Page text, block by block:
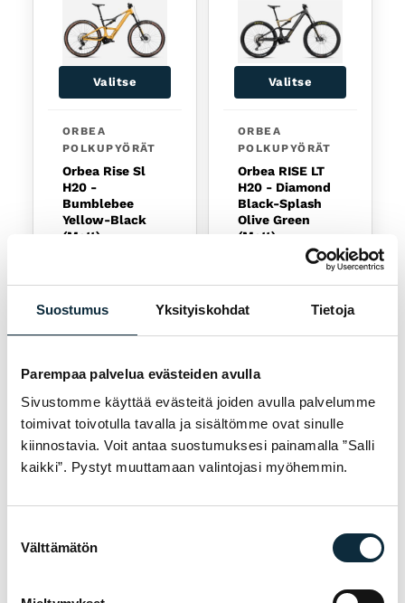
Suostumus Yksityiskohdat Tietoja
Parempaa palvelua evästeiden avulla
Sivustomme käyttää evästeitä joiden avulla palvelumme
toimivat toivotulla tavalla ja sisältömme ovat sinulle
kiinnostavia. Voit antaa suostumuksesi painamalla ”Salli
kaikki”. Pystyt muuttamaan valintojasi myöhemmin.
valinta
Välttämätön
Valitse
ORBEA
POLKUPYÖRÄT
Orbea Rise Sl
H20 -
Bumblebee
Yellow-Black
(Matt)
Alkuperäinen hinta oli: 5999,00 €.
114,52€/kk
Saatavilla
Valitse
ORBEA
POLKUPYÖRÄT
Orbea RISE LT
H20 - Diamond
Black-Splash
Olive Green
(Matt)
Alkuperäinen hinta
Nykyinen hinta on:
117,05
Saatavilla
−20 %
Tällä tuotteella on useampi muunnelma. Voit
−20 %
Tällä tuotteella on